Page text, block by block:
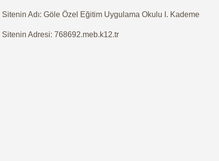
Sitenin Adı: Göle Özel Eğitim Uygulama Okulu I. Kademe
Sitenin Adresi: 768692.meb.k12.tr